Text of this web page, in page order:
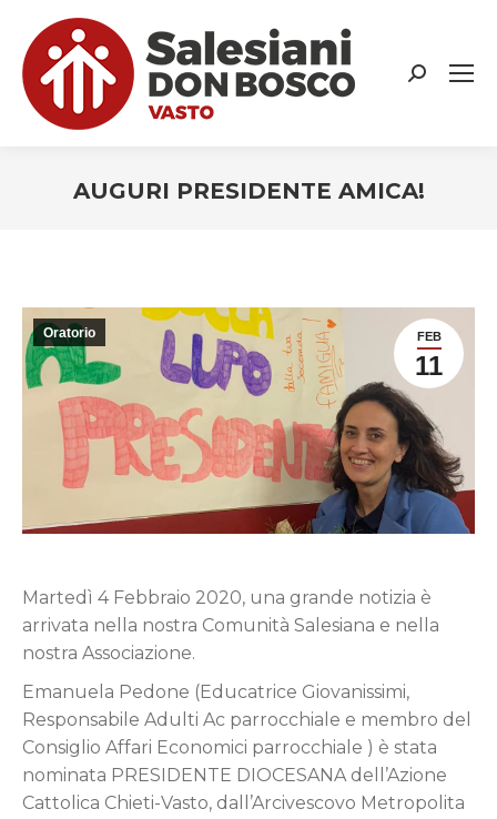
Search:
AUGURI PRESIDENTE AMICA!
FEB
11
Oratorio
Martedì 4 Febbraio 2020, una grande notizia è
arrivata nella nostra Comunità Salesiana e nella
nostra Associazione.
Emanuela Pedone (Educatrice Giovanissimi,
Responsabile Adulti Ac parrocchiale e membro del
Consiglio Affari Economici parrocchiale ) è stata
nominata PRESIDENTE DIOCESANA dell’Azione
Cattolica Chieti-Vasto, dall’Arcivescovo Metropolita